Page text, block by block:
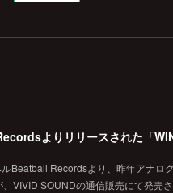
Beatball Recordsより、昨年アナロ
、VIVID SOUNDの通信販売にて発